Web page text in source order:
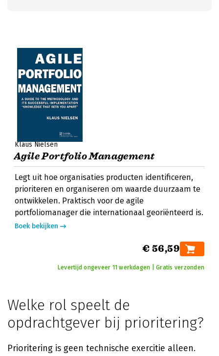
Klaus Nielsen
Agile Portfolio Management
Legt uit hoe organisaties producten identificeren,
prioriteren en organiseren om waarde duurzaam te
ontwikkelen. Praktisch voor de agile
portfoliomanager die internationaal georiënteerd is.
Boek bekijken
€ 56,59
Levertijd ongeveer 11 werkdagen | Gratis verzonden
Welke rol speelt de
opdrachtgever bij prioritering?
Prioritering is geen technische exercitie alleen.